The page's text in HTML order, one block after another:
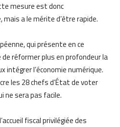
mesure est donc
a le mérite d’être rapide.
qui présente en ce
réformer plus en profondeur la
l’économie numérique.
les 28 chefs d’État de voter
ne sera pas facile.
fiscal privilégiée des